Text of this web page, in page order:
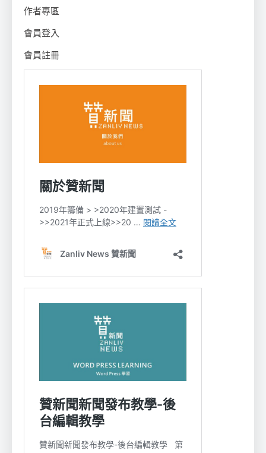
作者專區
會員登入
會員註冊